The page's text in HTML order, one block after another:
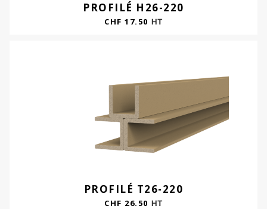
PROFILÉ H26-220
CHF 17.50 HT
PROFILÉ T26-220
CHF 26.50 HT